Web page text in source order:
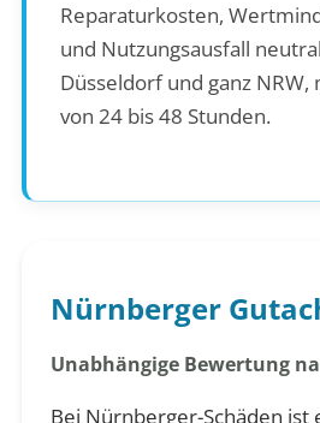
Reparaturkosten,
und Nutzungsausfall
Düsseldorf und ganz
von 24 bis 48 Stunden.
Nürnberger
Unabhängige Bewertung
Bei Nürnberger-Schäden ist